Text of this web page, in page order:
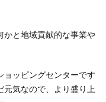
かと地域貢献的な事業や
ョッピングセンターです
気なので、より盛り上